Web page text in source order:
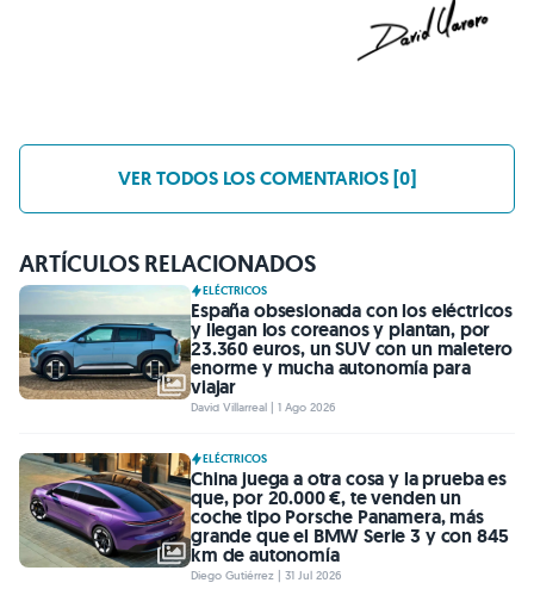
VER TODOS LOS COMENTARIOS [0]
ARTÍCULOS RELACIONADOS
ELÉCTRICOS
España obsesionada con los eléctricos
y llegan los coreanos y plantan, por
23.360 euros, un SUV con un maletero
enorme y mucha autonomía para
viajar
David Villarreal | 1 Ago 2026
ELÉCTRICOS
China juega a otra cosa y la prueba es
que, por 20.000 €, te venden un
coche tipo Porsche Panamera, más
grande que el BMW Serie 3 y con 845
km de autonomía
Diego Gutiérrez | 31 Jul 2026